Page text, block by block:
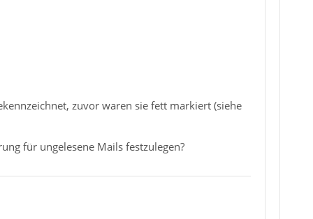
zuvor waren sie fett markiert (siehe
für ungelesene Mails festzulegen?